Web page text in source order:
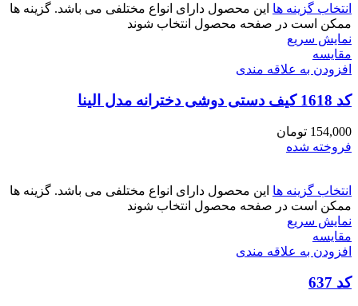
انتخاب گزینه ها این محصول دارای انواع مختلفی می باشد. گزینه ها
ممکن است در صفحه محصول انتخاب شوند
نمایش سریع
مقايسه
افزودن به علاقه مندی
کد 1618 کیف دستی دوشی دخترانه مدل الینا
154,000 تومان
فروخته شده
انتخاب گزینه ها این محصول دارای انواع مختلفی می باشد. گزینه ها
ممکن است در صفحه محصول انتخاب شوند
نمایش سریع
مقايسه
افزودن به علاقه مندی
کد 637